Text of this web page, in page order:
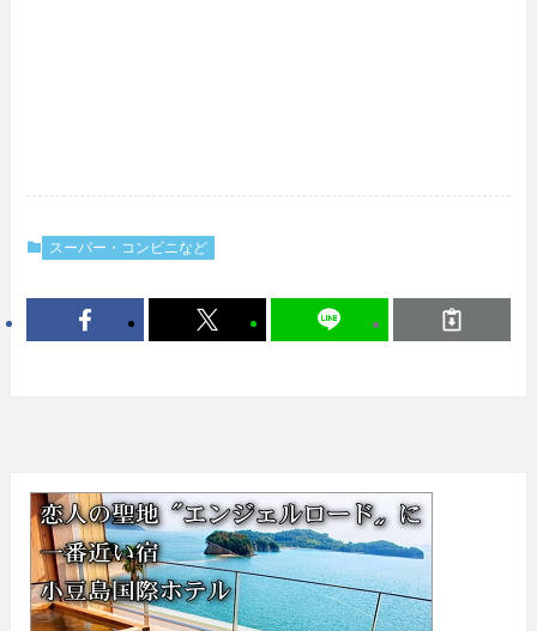
スーパー・コンビニなど